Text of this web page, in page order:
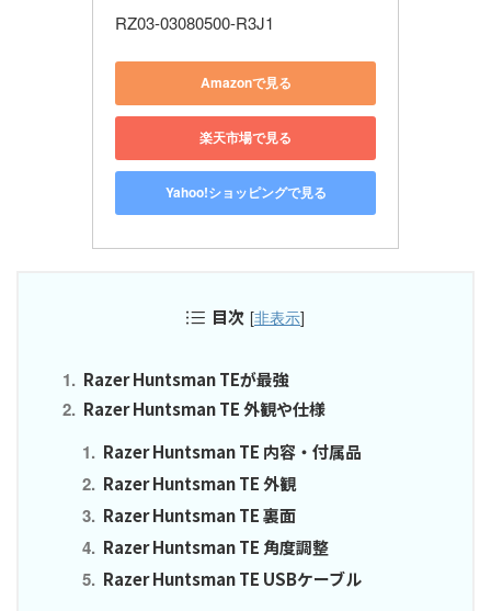
RZ03-03080500-R3J1
Amazonで見る
楽天市場で見る
Yahoo!ショッピングで見る
目次 [非表示]
Razer Huntsman TEが最強
Razer Huntsman TE 外観や仕様
Razer Huntsman TE 内容・付属品
Razer Huntsman TE 外観
Razer Huntsman TE 裏面
Razer Huntsman TE 角度調整
Razer Huntsman TE USBケーブル